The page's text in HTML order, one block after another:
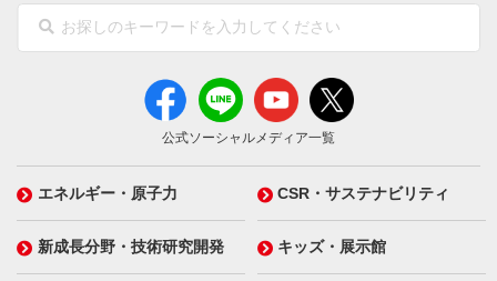
公式ソーシャルメディア一覧
エネルギー・原子力 CSR・サステナビリティ
新成長分野・技術研究開発 キッズ・展示館